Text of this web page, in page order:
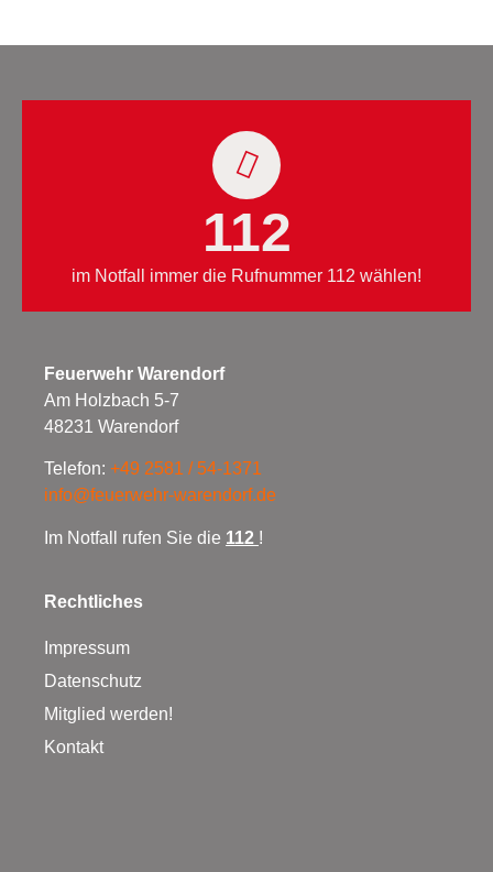
112
im Notfall immer die Rufnummer 112 wählen!
Feuerwehr Warendorf
Am Holzbach 5-7
48231 Warendorf
Telefon: +49 2581 / 54-1371
info@feuerwehr-warendorf.de
Im Notfall rufen Sie die 112 !
Rechtliches
Impressum
Datenschutz
Mitglied werden!
Kontakt